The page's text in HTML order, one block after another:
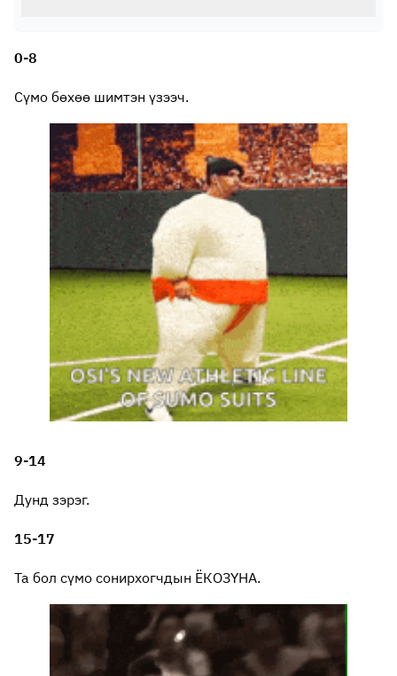
0-8
Сүмо бөхөө шимтэн үзээч.
9-14
Дунд зэрэг.
15-17
Та бол сүмо сонирхогчдын ЁКОЗҮНА.